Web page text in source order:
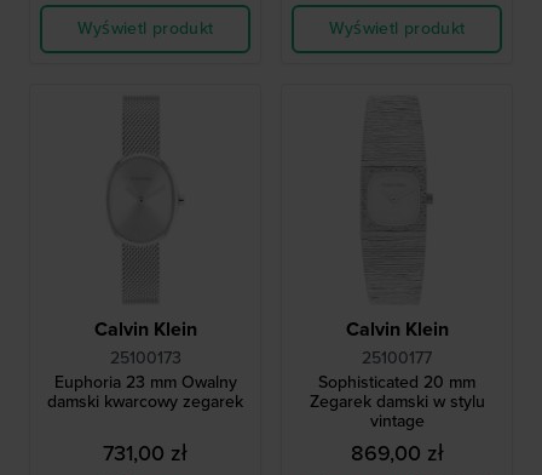
Wyświetl produkt
Wyświetl produkt
Calvin Klein
25100173
Euphoria 23 mm Owalny
damski kwarcowy zegarek
731,00 zł
Calvin Klein
25100177
Sophisticated 20 mm
Zegarek damski w stylu
vintage
869,00 zł